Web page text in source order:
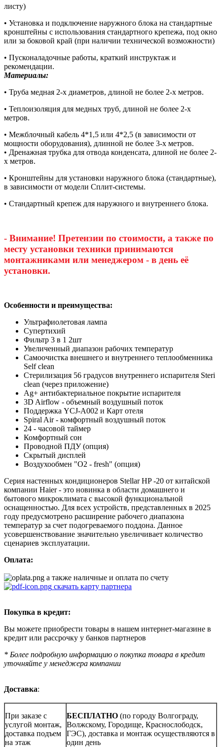
листу)
• Установка и подключение наружного блока на стандартные
кронштейны с использования стандартного крепежа, под окно
или за боковой край (при наличии технической возможности)
• Пусконаладочные работы, краткий инструктаж и
рекомендации.
Материалы:
• Труба медная 2-х диаметров, длиной не более 2-х метров.
• Теплоизоляция для медных труб, длиной не более 2-х
метров.
• Межблочный кабель 4*1,5 или 4*2,5 (в зависимости от
мощности оборудования), длинной не более 3-х метров.
• Дренажная трубка для отвода конденсата, длиной не более 2-
х метров.
• Кронштейны для установки наружного блока (стандартные),
в зависимости от модели Сплит-системы.
• Стандартный крепеж для наружного и внутреннего блока.
- Внимание! Претензии по стоимости, а также по
месту установки техники принимаются
монтажниками или менеджером - в день её
установки.
Особенности и преимущества:
Ультрафиолетовая лампа
Супертихий
Фильтр 3 в 1 2шт
Увеличенный диапазон рабочих температур
Самоочистка внешнего и внутреннего теплообменника
Self clean
Стерилизация 56 градусов внутреннего испарителя Steri
clean (через приложение)
Ag+ антибактериальное покрытие испарителя
3D Airflow - объемный воздушный поток
Поддержка YCJ-A002 и Карт отеля
Spiral Air - комфортный воздушный поток
24 - часовой таймер
Комфортный сон
Проводной ПДУ (опция)
Скрытый дисплей
Воздухообмен "О2 - fresh" (опция)
Серия настенных кондиционеров Stellar HP -20 от китайской
компании Haier - это новинка в области домашнего и
бытового микроклимата с высокой функциональной
оснащенностью. Для всех устройств, представленных в 2025
году предусмотрено расширение рабочего диапазона
температур за счет подогреваемого поддона. Данное
усовершенствование значительно увеличивает количество
сценариев эксплуатации.
Оплата:
а также наличные и оплата по счету
скачать карту партнера
Покупка в кредит:
Вы можете приобрести товары в нашем интернет-магазине в
кредит или рассрочку у банков партнеров
* Более подробную информацию о покупка товара в кредит
уточняйте у менеджера компании
Доставка:
При заказе с
услугой монтаж,
доставка подъем
на этаж
БЕСПЛАТНО (по городу Волгограду,
Волжскому, Городище, Краснослободск,
ГЭС), доставка и монтаж осуществляются в
один день